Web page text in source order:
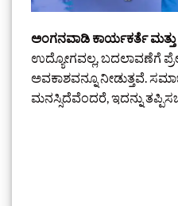
ಅಂಗನವಾಡಿ ಕಾರ್ಯಕರ್ತೆ
ಉದ್ಯೋಗವಲ್ಲ, ಬದಲಾವಣೆಗೆ
ಅವಕಾಶವನ್ನೂ ನೀಡುತ್ತವೆ.
ಮನಸ್ಸಿದೆವೆಂದರೆ, ಇದನ್ನು